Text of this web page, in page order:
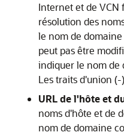
Internet et de VCN
résolution des
le nom de
peut pas être
indiquer le nom de
Les traits d'union
URL de l'hôte et
noms d'hôte et de
nom de domaine